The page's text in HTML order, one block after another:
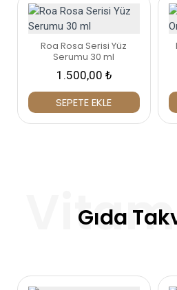
Roa Rosa Serisi Yüz
Serumu 30 ml
1.500,00 ₺
SEPETE EKLE
Gıda